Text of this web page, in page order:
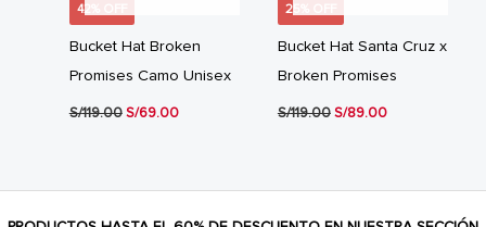
42% OFF
Bucket Hat Broken
Promises Camo Unisex
S/119.00 El
S/69.00El
25% OFF
Bucket Hat Santa Cruz x
Broken Promises
S/119.00 El
S/89.00El